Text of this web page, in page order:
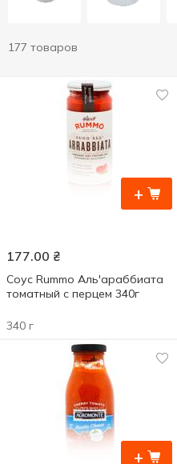
177 товаров
+
177.00 ₴
Соус Rummo Аль'араббиата
томатный с перцем 340г
340 г
+